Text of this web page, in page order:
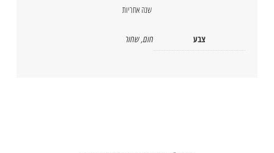
שנה אחריות
צבע חום,שחור